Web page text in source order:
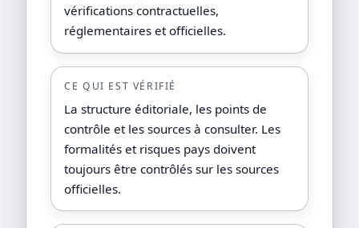
vérifications contractuelles,
réglementaires et officielles.
CE QUI EST VÉRIFIÉ
La structure éditoriale, les points de
contrôle et les sources à consulter. Les
formalités et risques pays doivent
toujours être contrôlés sur les sources
officielles.